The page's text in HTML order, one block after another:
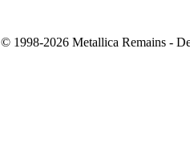
© 1998-2026 Metallica Remains -